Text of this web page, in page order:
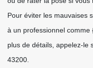
Pour éviter les mauvaises
à un professionnel
plus de détails, appelez-le
43200.